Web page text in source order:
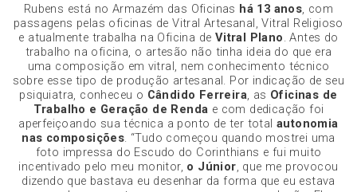
Rubens está no Armazém das Oficinas há 13 anos, com
passagens pelas oficinas de Vitral Artesanal, Vitral Religioso
e atualmente trabalha na Oficina de Vitral Plano. Antes do
trabalho na oficina, o artesão não tinha ideia do que era
uma composição em vitral, nem conhecimento técnico
sobre esse tipo de produção artesanal. Por indicação de seu
psiquiatra, conheceu o Cândido Ferreira, as Oficinas de
Trabalho e Geração de Renda e com dedicação foi
aperfeiçoando sua técnica a ponto de ter totalautonomia
nas composições. “Tudo começou quando mostrei uma
foto impressa do Escudo do Corinthians e fui muito
incentivado pelo meu monitor, o Júnior, que me provocou
dizendo que bastava eu desenhar da forma que eu estava